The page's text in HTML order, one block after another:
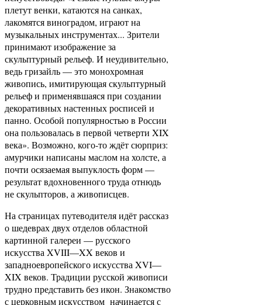
плетут венки, катаются на санках,
лакомятся виноградом, играют на
музыкальных инструментах... Зрители
принимают изображение за
скульптурный рельеф. И неудивительно,
ведь гризайль — это монохромная
живопись, имитирующая скульптурный
рельеф и применявшаяся при создании
декоративных настенных росписей и
панно. Особой популярностью в России
она пользовалась в первой четверти XIX
века». Возможно, кого-то ждёт сюрприз:
амурчики написаны маслом на холсте, а
почти осязаемая выпуклость форм —
результат вдохновенного труда отнюдь
не скульпторов, а живописцев.
На страницах путеводителя идёт рассказ
о шедеврах двух отделов областной
картинной галереи — русского
искусства XVIII—XX веков и
западноевропейского искусства XVI—
XIX веков. Традиции русской живописи
трудно представить без икон. Знакомство
с церковным искусством начинается с